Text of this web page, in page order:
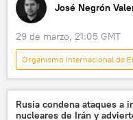
José Negrón
29 de marzo, 21:05 GMT
Organismo Internacional de
América Latina
Caribe
Argentina
Rusia condena ataques a
nucleares de Irán y